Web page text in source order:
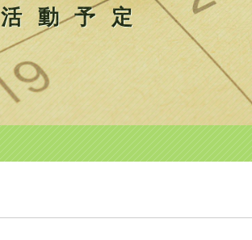
活動予定